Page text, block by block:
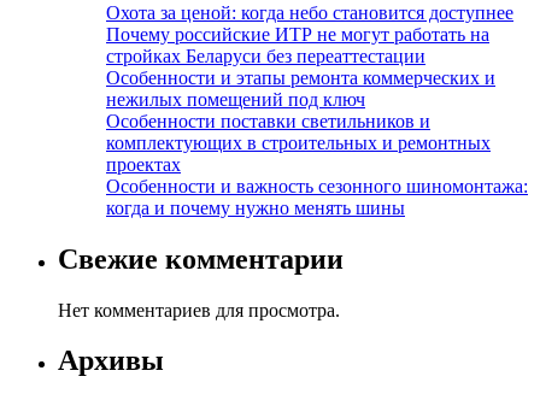
Охота за ценой: когда небо становится доступнее
Почему российские ИТР не могут работать на
стройках Беларуси без переаттестации
Особенности и этапы ремонта коммерческих и
нежилых помещений под ключ
Особенности поставки светильников и
комплектующих в строительных и ремонтных
проектах
Особенности и важность сезонного шиномонтажа:
когда и почему нужно менять шины
Свежие комментарии
Нет комментариев для просмотра.
Архивы